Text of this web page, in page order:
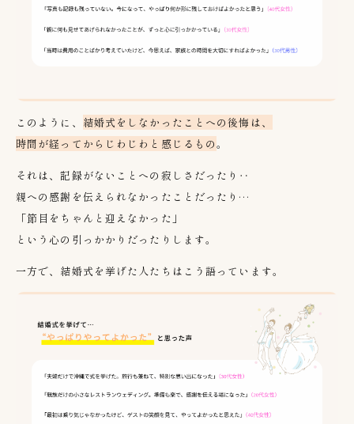
このように、 結婚式をしなかったことへの後悔は、
時間が経ってからじわじわと感じるもの。
それは、記録がないことへの寂しさだったり‥
親への感謝を伝えられなかったことだったり…
「節目をちゃんと迎えなかった」
という心の引っかかりだったりします。
一方で、結婚式を挙げた人たちはこう語っています。